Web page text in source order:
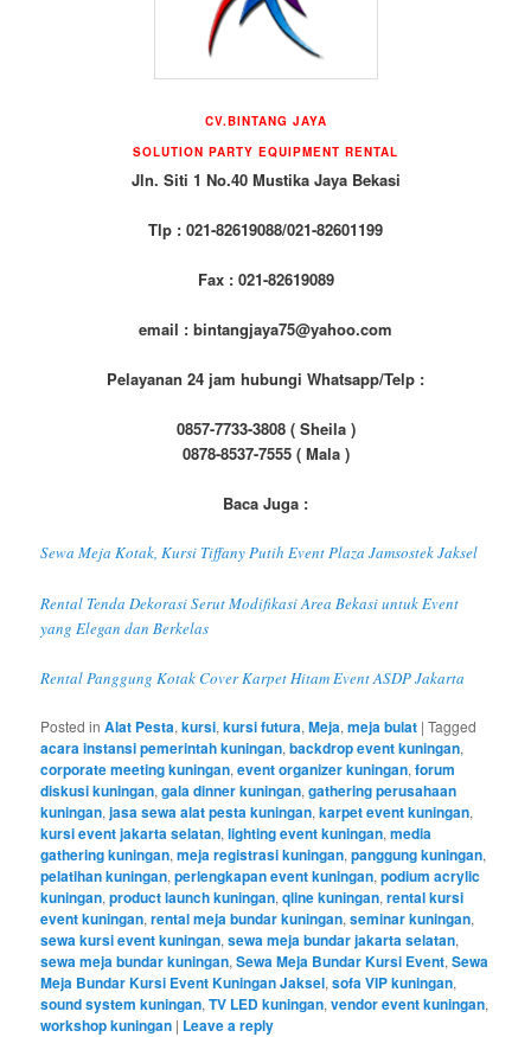
CV.BINTANG JAYA
SOLUTION PARTY EQUIPMENT RENTAL
Jln. Siti 1 No.40 Mustika Jaya Bekasi
Tlp : 021-82619088/021-82601199
Fax : 021-82619089
email : bintangjaya75@yahoo.com
Pelayanan 24 jam hubungi Whatsapp/Telp :
0857-7733-3808 ( Sheila )
0878-8537-7555 ( Mala )
Baca Juga :
Sewa Meja Kotak, Kursi Tiffany Putih Event Plaza Jamsostek Jaksel
Rental Tenda Dekorasi Serut Modifikasi Area Bekasi untuk Event
yang Elegan dan Berkelas
Rental Panggung Kotak Cover Karpet Hitam Event ASDP Jakarta
Posted in Alat Pesta,kursi,kursi futura,Meja,meja bulat |Tagged
acara instansi pemerintah kuningan,backdrop event kuningan,
corporate meeting kuningan,event organizer kuningan,forum
diskusi kuningan,gala dinner kuningan,gathering perusahaan
kuningan,jasa sewa alat pesta kuningan,karpet event kuningan,
kursi event jakarta selatan,lighting event kuningan,media
gathering kuningan,meja registrasi kuningan,panggung kuningan,
pelatihan kuningan,perlengkapan event kuningan,podium acrylic
kuningan,product launch kuningan,qline kuningan,rental kursi
event kuningan,rental meja bundar kuningan,seminar kuningan,
sewa kursi event kuningan,sewa meja bundar jakarta selatan,
sewa meja bundar kuningan,Sewa Meja Bundar Kursi Event,Sewa
Meja Bundar Kursi Event Kuningan Jaksel,sofa VIP kuningan,
sound system kuningan,TV LED kuningan,vendor event kuningan,
workshop kuningan | Leave a reply